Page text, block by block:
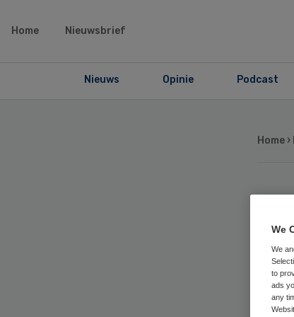
Home Nieuwsbrief
Nieuws Opinie Podcast
Home ›
We
We
to
ads
any